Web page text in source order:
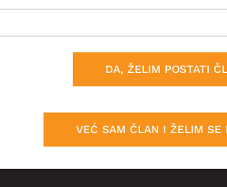
DA, ŽELIM POSTATI
VEĆ SAM ČLAN I ŽELIM SE